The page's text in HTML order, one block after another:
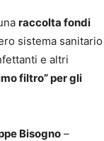
raccolta fondi
sistema sanitario
e altri
filtro” per gli
Bisogno –